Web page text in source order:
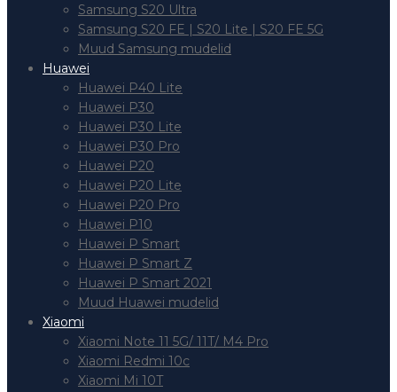
Samsung S20 Ultra
Samsung S20 FE | S20 Lite | S20 FE 5G
Muud Samsung mudelid
Huawei
Huawei P40 Lite
Huawei P30
Huawei P30 Lite
Huawei P30 Pro
Huawei P20
Huawei P20 Lite
Huawei P20 Pro
Huawei P10
Huawei P Smart
Huawei P Smart Z
Huawei P Smart 2021
Muud Huawei mudelid
Xiaomi
Xiaomi Note 11 5G/ 11T/ M4 Pro
Xiaomi Redmi 10c
Xiaomi Mi 10T